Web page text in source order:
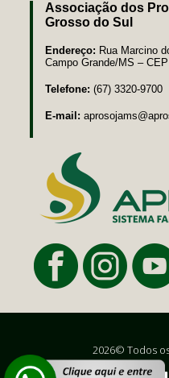
Associação dos
Grosso do Sul
Endereço: Rua Marcino
Campo Grande/MS –
Telefone: (67) 3320-9700
E-mail:
2026© Todos